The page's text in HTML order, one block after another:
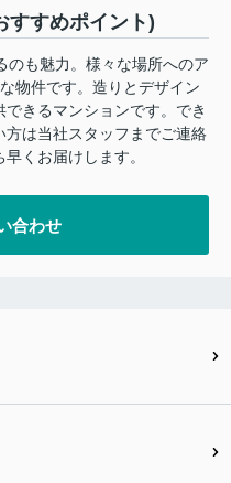
すすめポイント)
のも魅力。様々な場所へのア
物件です。造りとデザイン
きるマンションです。でき
は当社スタッフまでご連絡
くお届けします。
合わせ